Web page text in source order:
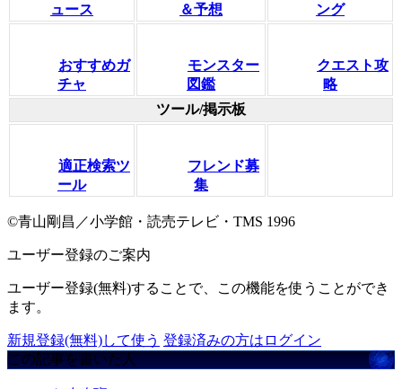
ュース
＆予想
ング
おすすめガ
チャ
モンスター
図鑑
クエスト攻
略
ツール/掲示板
適正検索ツ
ール
フレンド募
集
©青山剛昌／小学館・読売テレビ・TMS 1996
ユーザー登録のご案内
ユーザー登録(無料)することで、この機能を使うことができ
ます。
新規登録(無料)して使う 登録済みの方はログイン
この記事を書いた人